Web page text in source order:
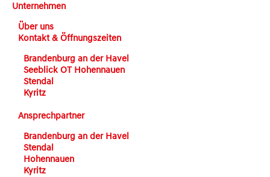
Unternehmen
Über uns
Kontakt & Öffnungszeiten
Brandenburg an der Havel
Seeblick OT Hohennauen
Stendal
Kyritz
Ansprechpartner
Brandenburg an der Havel
Stendal
Hohennauen
Kyritz